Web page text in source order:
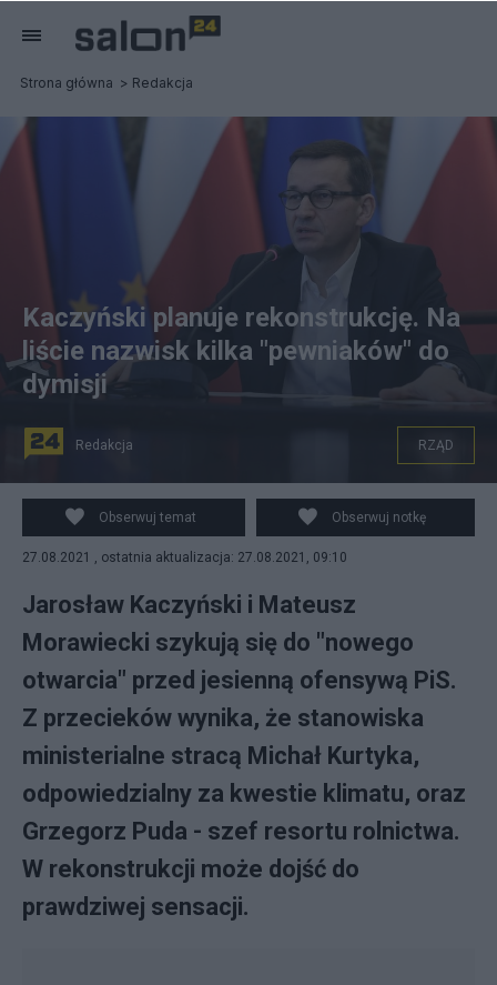
Strona główna Redakcja
Znamy potencjalne nazwiska odchodzących członków
rządu Mateusza Morawieckiego.
Kaczyński planuje rekonstrukcję. Na
liście nazwisk kilka "pewniaków" do
dymisji
Redakcja RZĄD
Obserwuj temat Obserwuj notkę
27.08.2021 , ostatnia aktualizacja: 27.08.2021, 09:10
Jarosław Kaczyński i Mateusz
Morawiecki szykują się do "nowego
otwarcia" przed jesienną ofensywą PiS.
Z przecieków wynika, że stanowiska
ministerialne stracą Michał Kurtyka,
odpowiedzialny za kwestie klimatu, oraz
Grzegorz Puda - szef resortu rolnictwa.
W rekonstrukcji może dojść do
prawdziwej sensacji.